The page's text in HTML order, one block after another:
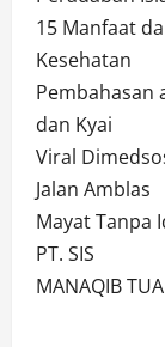
15 Manfaat
Kesehatan
Pembahasan
dan Kyai
Viral
Jalan Amblas
Mayat Tanpa
PT. SIS
MANAQIB